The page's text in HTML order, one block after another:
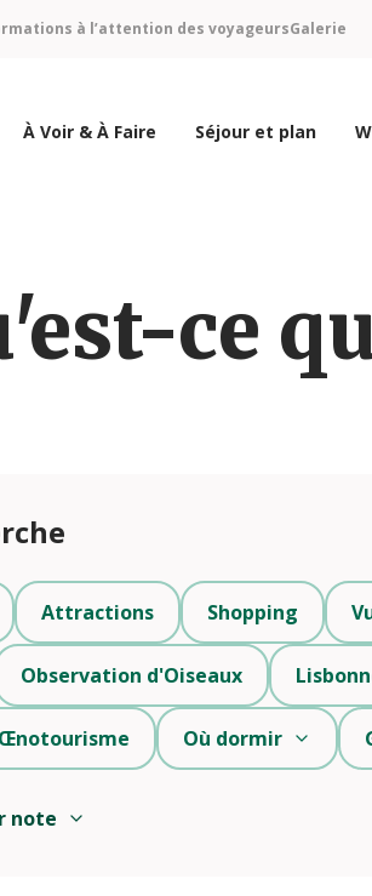
à l’attention des voyageursGalerie
À Voir & À Faire Séjour et plan
ce
note
Attractions Shopping
Observation d'Oiseaux
Œnotourisme Où dormir